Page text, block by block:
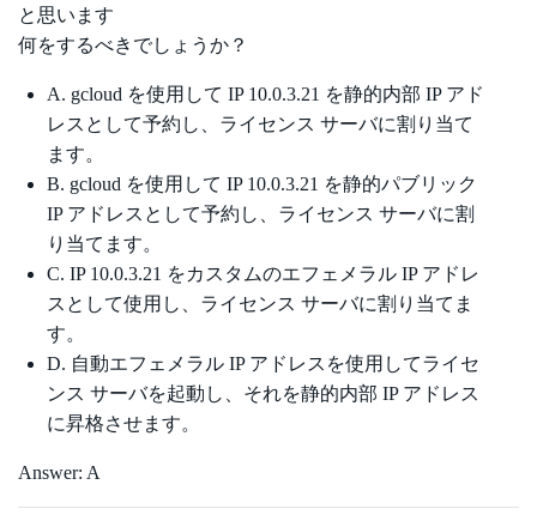
と思います
何をするべきでしょうか？
A. gcloud を使用して IP 10.0.3.21 を静的内部 IP アド
レスとして予約し、ライセンス サーバに割り当て
ます。
B. gcloud を使用して IP 10.0.3.21 を静的パブリック
IP アドレスとして予約し、ライセンス サーバに割
り当てます。
C. IP 10.0.3.21 をカスタムのエフェメラル IP アドレ
スとして使用し、ライセンス サーバに割り当てま
す。
D. 自動エフェメラル IP アドレスを使用してライセ
ンス サーバを起動し、それを静的内部 IP アドレス
に昇格させます。
Answer: A